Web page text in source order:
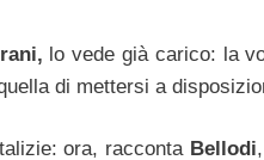
lo vede già carico: la
di mettersi a
ora, racconta Bellodi